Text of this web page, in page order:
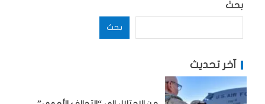
بحث
بحث
آخر تحديث